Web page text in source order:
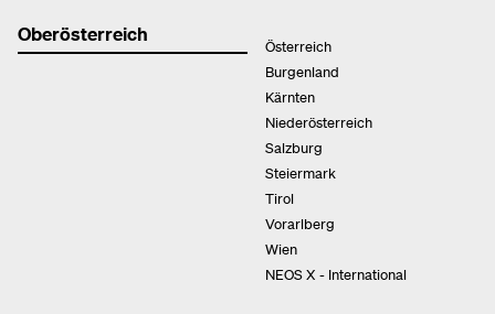
Oberösterreich
Österreich
Burgenland
Kärnten
Niederösterreich
Salzburg
Steiermark
Tirol
Vorarlberg
Wien
NEOS X - International